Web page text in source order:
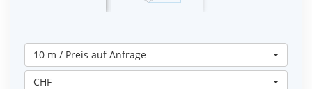
10 m / Preis auf Anfrage
CHF